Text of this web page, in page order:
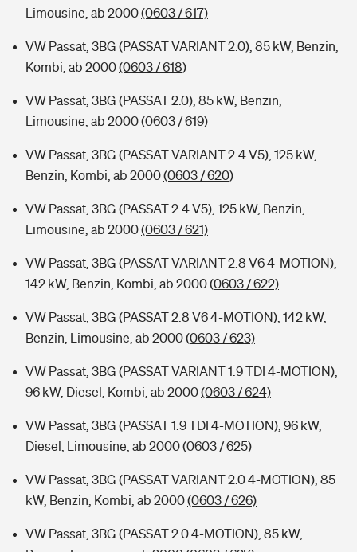
Limousine, ab 2000(0603 / 617)
VW Passat, 3BG (PASSAT VARIANT 2.0), 85 kW, Benzin,
Kombi, ab 2000(0603 / 618)
VW Passat, 3BG (PASSAT 2.0), 85 kW, Benzin,
Limousine, ab 2000(0603 / 619)
VW Passat, 3BG (PASSAT VARIANT 2.4 V5), 125 kW,
Benzin, Kombi, ab 2000(0603 / 620)
VW Passat, 3BG (PASSAT 2.4 V5), 125 kW, Benzin,
Limousine, ab 2000(0603 / 621)
VW Passat, 3BG (PASSAT VARIANT 2.8 V6 4-MOTION),
142 kW, Benzin, Kombi, ab 2000(0603 / 622)
VW Passat, 3BG (PASSAT 2.8 V6 4-MOTION), 142 kW,
Benzin, Limousine, ab 2000(0603 / 623)
VW Passat, 3BG (PASSAT VARIANT 1.9 TDI 4-MOTION),
96 kW, Diesel, Kombi, ab 2000(0603 / 624)
VW Passat, 3BG (PASSAT 1.9 TDI 4-MOTION), 96 kW,
Diesel, Limousine, ab 2000(0603 / 625)
VW Passat, 3BG (PASSAT VARIANT 2.0 4-MOTION), 85
kW, Benzin, Kombi, ab 2000(0603 / 626)
VW Passat, 3BG (PASSAT 2.0 4-MOTION), 85 kW,